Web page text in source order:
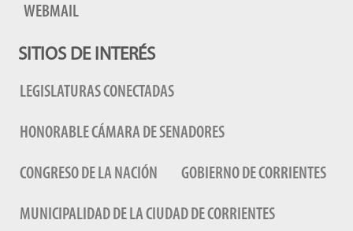
WEBMAIL
SITIOS DE INTERÉS
LEGISLATURAS CONECTADAS
HONORABLE CÁMARA DE SENADORES
CONGRESO DE LA NACIÓN GOBIERNO DE CORRIENTES
MUNICIPALIDAD DE LA CIUDAD DE CORRIENTES